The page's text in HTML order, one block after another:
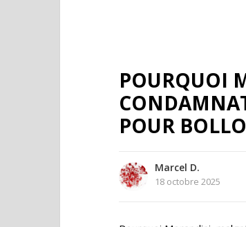
POURQUOI
POUR
Marcel D.
18 octobre 2025